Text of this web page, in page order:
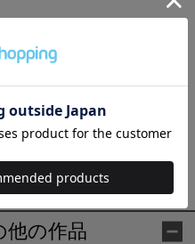
尿病克服に画期的な効果があ
ログ「ドクター江部の糖尿病
）にて糖尿病や糖質制
いる。『「糖質オフ！」健康
！』（PHP文庫）、『内臓脂
ヤモンド社）など多数の著書
他の作品